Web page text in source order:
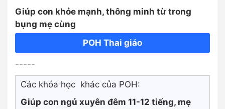
Giúp con khỏe mạnh, thông minh từ trong
bụng mẹ cùng
POH Thai giáo
-----
Các khóa học khác của POH:
Giúp con ngủ xuyên đêm 11-12 tiếng, mẹ